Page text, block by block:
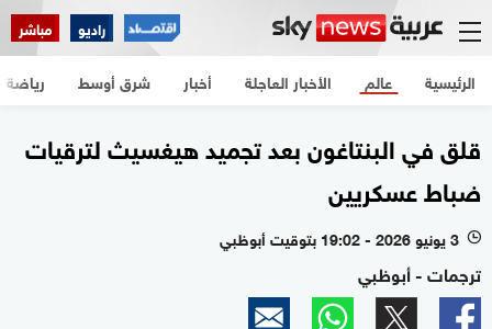
راديو مباشر
الرئيسية الأخبار العاجلة أخبار شرق أوسط عالم رياضة
قلق في البنتاغون بعد تجميد هيغسيث لترقيات
ضباط عسكريين
l 3 يونيو 2026 - 19:02 بتوقيت أبوظبي
ترجمات - أبوظبي